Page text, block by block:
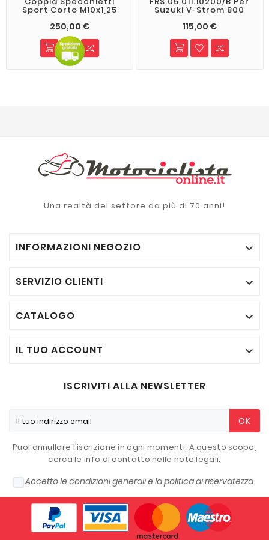
Sport Corto M10x1,25
250,00 €
Suzuki V-Strom 800
115,00 €
Una realtà del settore da più di 70 anni!
INFORMAZIONI NEGOZIO 
SERVIZIO CLIENTI 
CATALOGO 
IL TUO ACCOUNT 
ISCRIVITI ALLA NEWSLETTER
OK
Puoi annullare l'iscrizione in ogni momenti. A questo scopo,
cerca le info di contatto nelle note legali.
Accetto le condizioni generali e la politica di riservatezza